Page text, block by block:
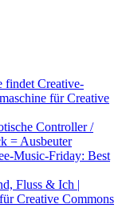
findet Creative-
für Creative
Controller /
= Ausbeuter
Music-Friday: Best
Fluss & Ich |
Creative Commons